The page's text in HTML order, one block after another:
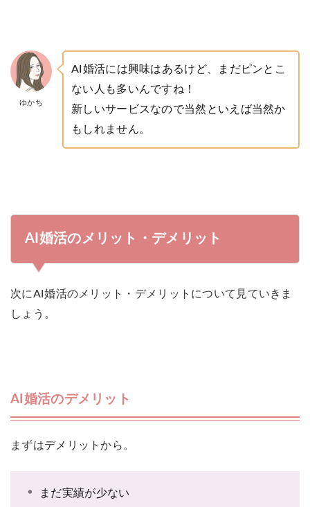
ゆかち
AI婚活には興味はあるけど、まだピンとこ
ない人も多いんですね！
新しいサービスなので当然といえば当然か
もしれません。
AI婚活のメリット・デメリット
次にAI婚活のメリット・デメリットについて見ていきま
しょう。
AI婚活のデメリット
まずはデメリットから。
まだ実績が少ない